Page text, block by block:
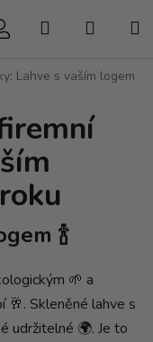
Hledat
Lahve s vaším logem
🍾
🌱 a
🥂. Skleněné lahve s
udržitelné 🌍. Je to